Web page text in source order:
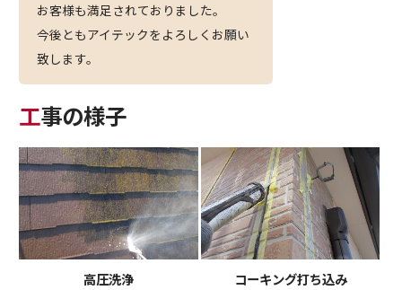
お客様も満足されておりました。
今後ともアイテックをよろしくお願い
致します。
工事の様子
高圧洗浄 コーキング打ち込み